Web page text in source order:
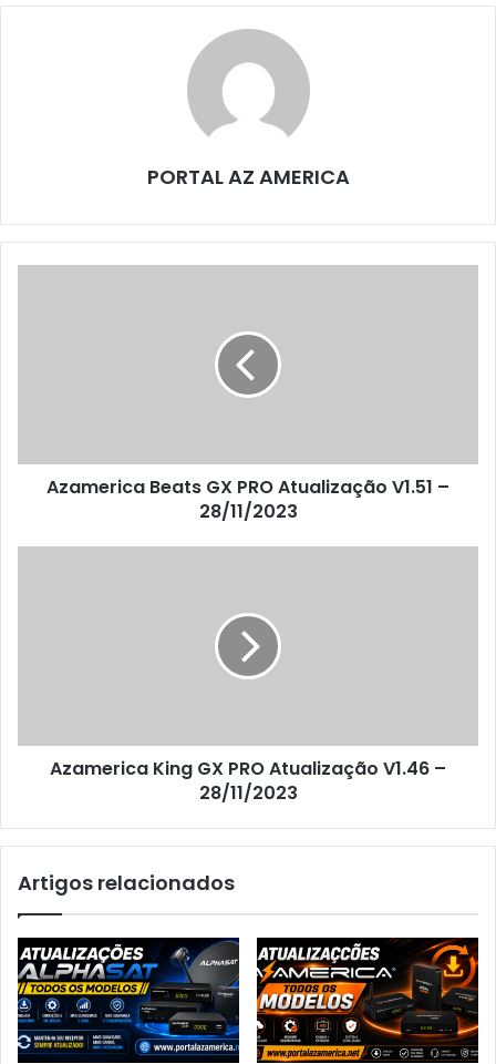
PORTAL AZ AMERICA
Azamerica Beats GX PRO Atualização V1.51 –
28/11/2023
Azamerica King GX PRO Atualização V1.46 –
28/11/2023
Artigos relacionados